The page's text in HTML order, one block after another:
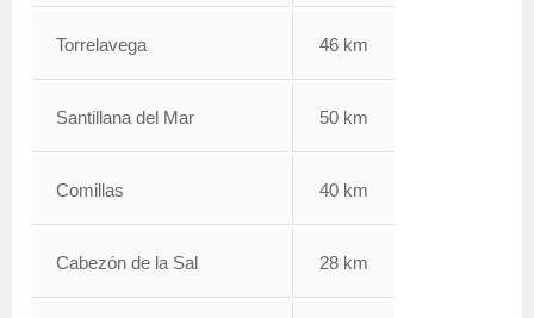
Torrelavega 46 km
Santillana del Mar 50 km
Comillas 40 km
Cabezón de la Sal 28 km